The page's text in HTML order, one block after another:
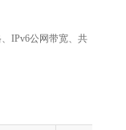
IPv6公网带宽、共